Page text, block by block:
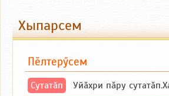
Хыпарсем
Пӗлтерӳсем
Сутатӑп Уйăхри пăру